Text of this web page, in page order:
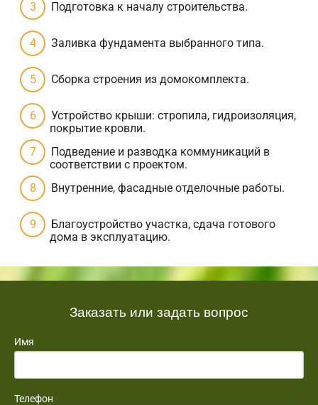
Подготовка к началу строительства.
Заливка фундамента выбранного типа.
Сборка строения из домокомплекта.
Устройство крыши: стропила, гидроизоляция,
покрытие кровли.
Подведение и разводка коммуникаций в
соответствии с проектом.
Внутренние, фасадные отделочные работы.
Благоустройство участка, сдача готового
дома в эксплуатацию.
Заказать или задать вопрос
Имя
Телефон